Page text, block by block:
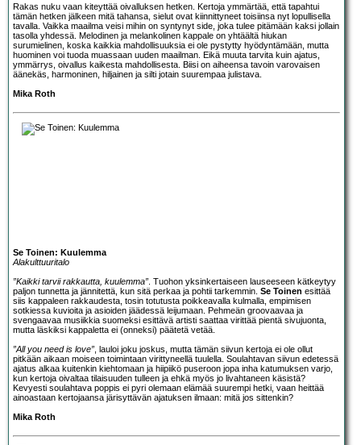
Rakas nuku vaan kiteyttää oivalluksen hetken. Kertoja ymmärtää, että tapahtui
tämän hetken jälkeen mitä tahansa, sielut ovat kiinnittyneet toisiinsa nyt lopullisella
tavalla. Vaikka maailma veisi mihin on syntynyt side, joka tulee pitämään kaksi jollain
tasolla yhdessä. Melodinen ja melankolinen kappale on yhtäältä hiukan
surumielinen, koska kaikkia mahdollisuuksia ei ole pystytty hyödyntämään, mutta
huominen voi tuoda muassaan uuden maailman. Eikä muuta tarvita kuin ajatus,
ymmärrys, oivallus kaikesta mahdollisesta. Biisi on aiheensa tavoin varovaisen
äänekäs, harmoninen, hiljainen ja silti jotain suurempaa julistava.
Mika Roth
Se Toinen: Kuulemma
Alakulttuuritalo
”Kaikki tarvii rakkautta, kuulemma” . Tuohon yksinkertaiseen lauseeseen kätkeytyy
paljon tunnetta ja jännitettä, kun sitä perkaa ja pohtii tarkemmin. Se Toinen esittää
siis kappaleen rakkaudesta, tosin totutusta poikkeavalla kulmalla, empimisen
sotkiessa kuvioita ja asioiden jäädessä leijumaan. Pehmeän groovaavaa ja
svengaavaa musiikkia suomeksi esittävä artisti saattaa virittää pientä sivujuonta,
mutta läskiksi kappaletta ei (onneksi) päätetä vetää.
”All you need is love” , lauloi joku joskus, mutta tämän siivun kertoja ei ole ollut
pitkään aikaan moiseen toimintaan virittyneellä tuulella. Soulahtavan siivun edetessä
ajatus alkaa kuitenkin kiehtomaan ja hiipiikö puseroon jopa inha katumuksen varjo,
kun kertoja oivaltaa tilaisuuden tulleen ja ehkä myös jo livahtaneen käsistä?
Kevyesti soulahtava poppis ei pyri olemaan elämää suurempi hetki, vaan heittää
ainoastaan kertojaansa järisyttävän ajatuksen ilmaan: mitä jos sittenkin?
Mika Roth